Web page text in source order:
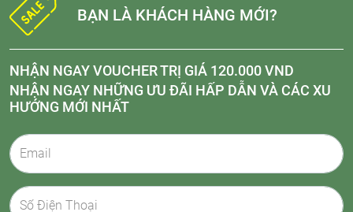
BẠN LÀ KHÁCH HÀNG MỚI?
NHẬN NGAY VOUCHER TRỊ GIÁ 120.000 VND
NHẬN NGAY NHỮNG ƯU ĐÃI HẤP DẪN VÀ CÁC XU
HƯỚNG MỚI NHẤT